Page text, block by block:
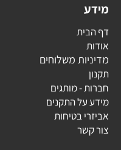
מידע
דף הבית
אודות
מדיניות משלוחים
תקנון
חברות - מותגים
מידע על התקנים
אביזרי בטיחות
צור קשר